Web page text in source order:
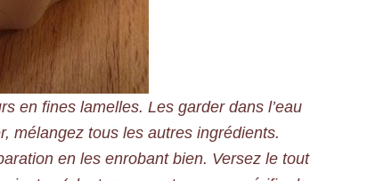
en fines lamelles. Les garder dans l’eau
mélangez tous les autres ingrédients.
en les enrobant bien. Versez le tout